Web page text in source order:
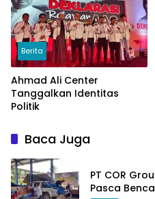
Berita
Ahmad Ali Center
Tanggalkan Identitas
Politik
Baca Juga
PT COR
Pasca